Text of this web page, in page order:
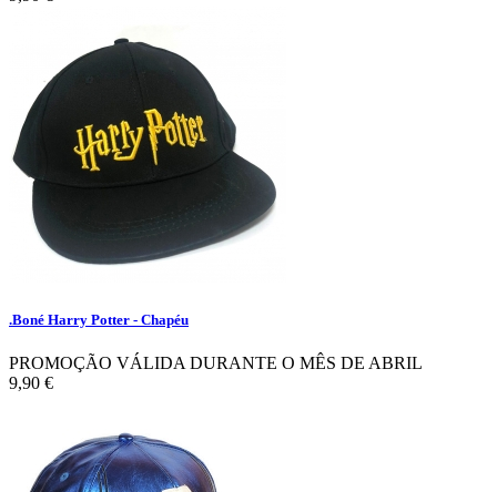
.Boné Harry Potter - Chapéu
PROMOÇÃO VÁLIDA DURANTE O MÊS DE ABRIL
9,90 €